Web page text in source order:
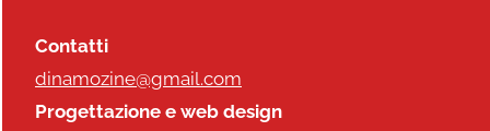
Contatti
dinamozine@gmail.com
Progettazione e web design